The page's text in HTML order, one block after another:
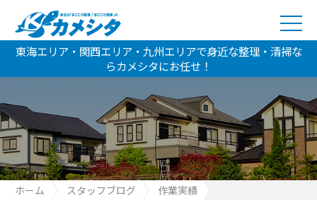
東海エリア・関西エリア・九州エリアで身近な整理・清掃な
らカメシタにお任せ！
ホーム スタッフブログ
作業実績